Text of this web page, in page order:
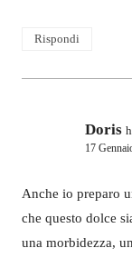
Rispondi
Doris
17
Anche io preparo
che questo dolce
una morbidezza,